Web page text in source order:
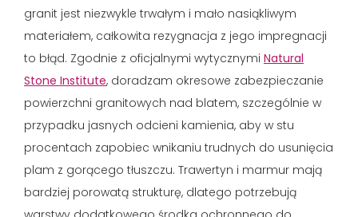
granit jest niezwykle trwałym i mało nasiąkliwym
materiałem, całkowita rezygnacja z jego impregnacji
to błąd. Zgodnie z oficjalnymi wytycznymi Natural
Stone Institute, doradzam okresowe zabezpieczanie
powierzchni granitowych nad blatem, szczególnie w
przypadku jasnych odcieni kamienia, aby w stu
procentach zapobiec wnikaniu trudnych do usunięcia
plam z gorącego tłuszczu. Trawertyn i marmur mają
bardziej porowatą strukturę, dlatego potrzebują